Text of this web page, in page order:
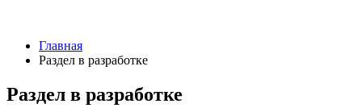
Главная
Раздел в разработке
Раздел в разработке